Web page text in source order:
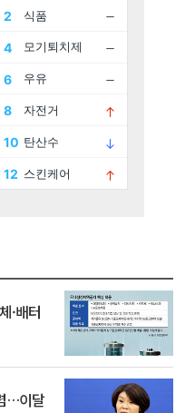
·배터
…이달